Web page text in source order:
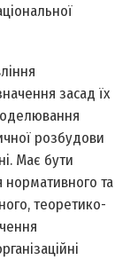
засад їх
розбудови
Має бути
та
теоретико­